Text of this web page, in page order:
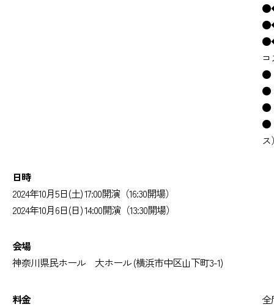
●
●
●
●
日時
2024年10月5日(土) 17:00開演（16:30開場）
2024年10月6日(日) 14:00開演（13:30開場）
会場
神奈川県民ホール 大ホール (横浜市中区山下町3-1)
料金